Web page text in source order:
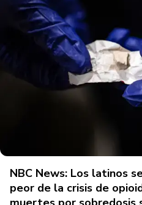
NBC News: Los latinos
peor de la crisis de